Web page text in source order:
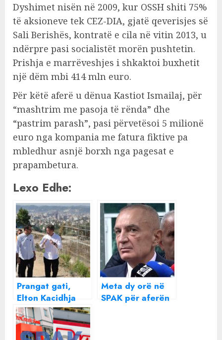
Dyshimet nisën në 2009, kur OSSH shiti 75%
të aksioneve tek CEZ-DIA, gjatë qeverisjes së
Sali Berishës, kontratë e cila në vitin 2013, u
ndërpre pasi socialistët morën pushtetin.
Prishja e marrëveshjes i shkaktoi buxhetit
një dëm mbi 414 mln euro.
Për këtë aferë u dënua Kastiot Ismailaj, për
“mashtrim me pasoja të rënda” dhe
“pastrim parash”, pasi përvetësoi 5 milionë
euro nga kompania me fatura fiktive pa
mbledhur asnjë borxh nga pagesat e
prapambetura.
Lexo Edhe:
Prangat gati,
Elton Kacidhja
paraqitet në
SPAK për aferën
5D
Meta dy orë në
SPAK për aferën